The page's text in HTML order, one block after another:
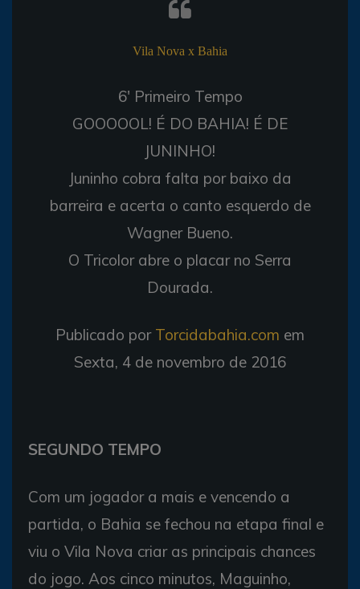
Vila Nova x Bahia
6' Primeiro Tempo
GOOOOOL! É DO BAHIA! É DE
JUNINHO!
Juninho cobra falta por baixo da
barreira e acerta o canto esquerdo de
Wagner Bueno.
O Tricolor abre o placar no Serra
Dourada.
Publicado por Torcidabahia.com em
Sexta, 4 de novembro de 2016
SEGUNDO TEMPO
Com um jogador a mais e vencendo a
partida, o Bahia se fechou na etapa final e
viu o Vila Nova criar as principais chances
do jogo. Aos cinco minutos, Maguinho,